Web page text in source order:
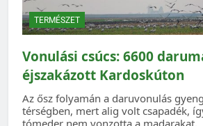
TERMÉSZET
Vonulási csúcs: 6600
éjszakázott Kardoskúton
Az ősz folyamán a daruvonulás
térségben, mert alig volt csapadék,
tómeder nem vonzotta a madarakat.